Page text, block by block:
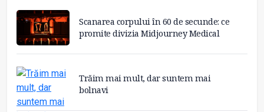
Scanarea corpului în 60 de secunde: ce
promite divizia Midjourney Medical
Trăim mai mult, dar suntem mai
bolnavi